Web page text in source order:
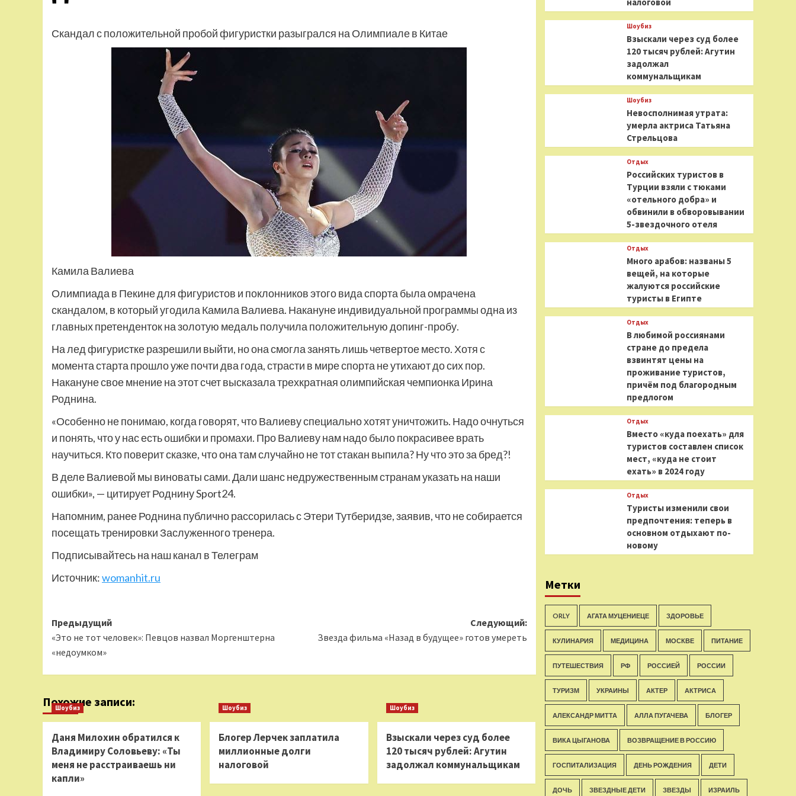
Скандал с положительной пробой фигуристки разыгрался на Олимпиале в Китае
Камила Валиева
Олимпиада в Пекине для фигуристов и поклонников этого вида спорта была омрачена
скандалом, в который угодила Камила Валиева. Накануне индивидуальной программы одна из
главных претенденток на золотую медаль получила положительную допинг-пробу.
На лед фигуристке разрешили выйти, но она смогла занять лишь четвертое место. Хотя с
момента старта прошло уже почти два года, страсти в мире спорта не утихают до сих пор.
Накануне свое мнение на этот счет высказала трехкратная олимпийская чемпионка Ирина
Роднина.
«Особенно не понимаю, когда говорят, что Валиеву специально хотят уничтожить. Надо очнуться
и понять, что у нас есть ошибки и промахи. Про Валиеву нам надо было покрасивее врать
научиться. Кто поверит сказке, что она там случайно не тот стакан выпила? Ну что это за бред?!
В деле Валиевой мы виноваты сами. Дали шанс недружественным странам указать на наши
ошибки», — цитирует Роднину Sport24.
Напомним, ранее Роднина публично рассорилась с Этери Тутберидзе, заявив, что не собирается
посещать тренировки Заслуженного тренера.
Подписывайтесь на наш канал в Телеграм
Источник:womanhit.ru
Навигация
записи
Предыдущий
«Это не тот человек»: Певцов назвал Моргенштерна
«недоумком»
Следующий:
Звезда фильма «Назад в будущее» готов умереть
Похожие записи:
Шоубиз
Даня Милохин обратился к
Владимиру Соловьеву: «Ты
меня не расстраиваешь ни
капли»
Шоубиз
Блогер Лерчек заплатила
миллионные долги
налоговой
Шоубиз
Взыскали через суд более
120 тысяч рублей: Агутин
задолжал коммунальщикам
Шоубиз
Взыскали через суд более
120 тысяч рублей: Агутин
задолжал
коммунальщикам
Шоубиз
Невосполнимая утрата:
умерла актриса Татьяна
Стрельцова
Отдых
Российских туристов в
Турции взяли с тюками
«отельного добра» и
обвинили в обворовывании
5-звездочного отеля
Отдых
Много арабов: названы 5
вещей, на которые
жалуются российские
туристы в Египте
Отдых
В любимой россиянами
стране до предела
взвинтят цены на
проживание туристов,
причём под благородным
предлогом
Отдых
Вместо «куда поехать» для
туристов составлен список
мест, «куда не стоит
ехать» в 2024 году
Отдых
Туристы изменили свои
предпочтения: теперь в
основном отдыхают по-
новому
Метки
ORLY АГАТА МУЦЕНИЕЦЕ ЗДОРОВЬЕ
КУЛИНАРИЯ МЕДИЦИНА МОСКВЕ ПИТАНИЕ
ПУТЕШЕСТВИЯ РФ РОССИЕЙ РОССИИ
ТУРИЗМ УКРАИНЫ АКТЕР АКТРИСА
АЛЕКСАНДР МИТТА АЛЛА ПУГАЧЕВА БЛОГЕР
ВИКА ЦЫГАНОВА ВОЗВРАЩЕНИЕ В РОССИЮ
ГОСПИТАЛИЗАЦИЯ ДЕНЬ РОЖДЕНИЯ ДЕТИ
ДОЧЬ ЗВЕЗДНЫЕ ДЕТИ ЗВЕЗДЫ ИЗРАИЛЬ